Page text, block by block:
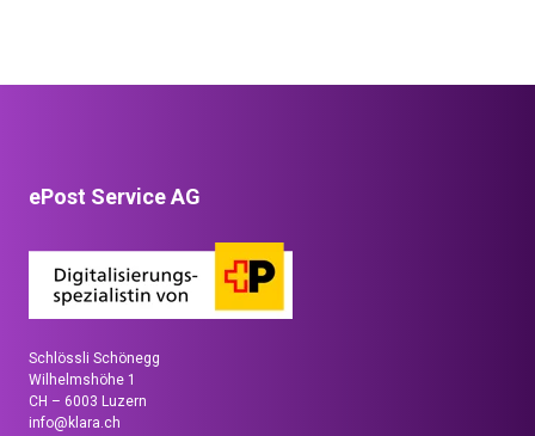
ePost Service AG
Schlössli Schönegg
Wilhelmshöhe 1
CH – 6003 Luzern
info@klara.ch